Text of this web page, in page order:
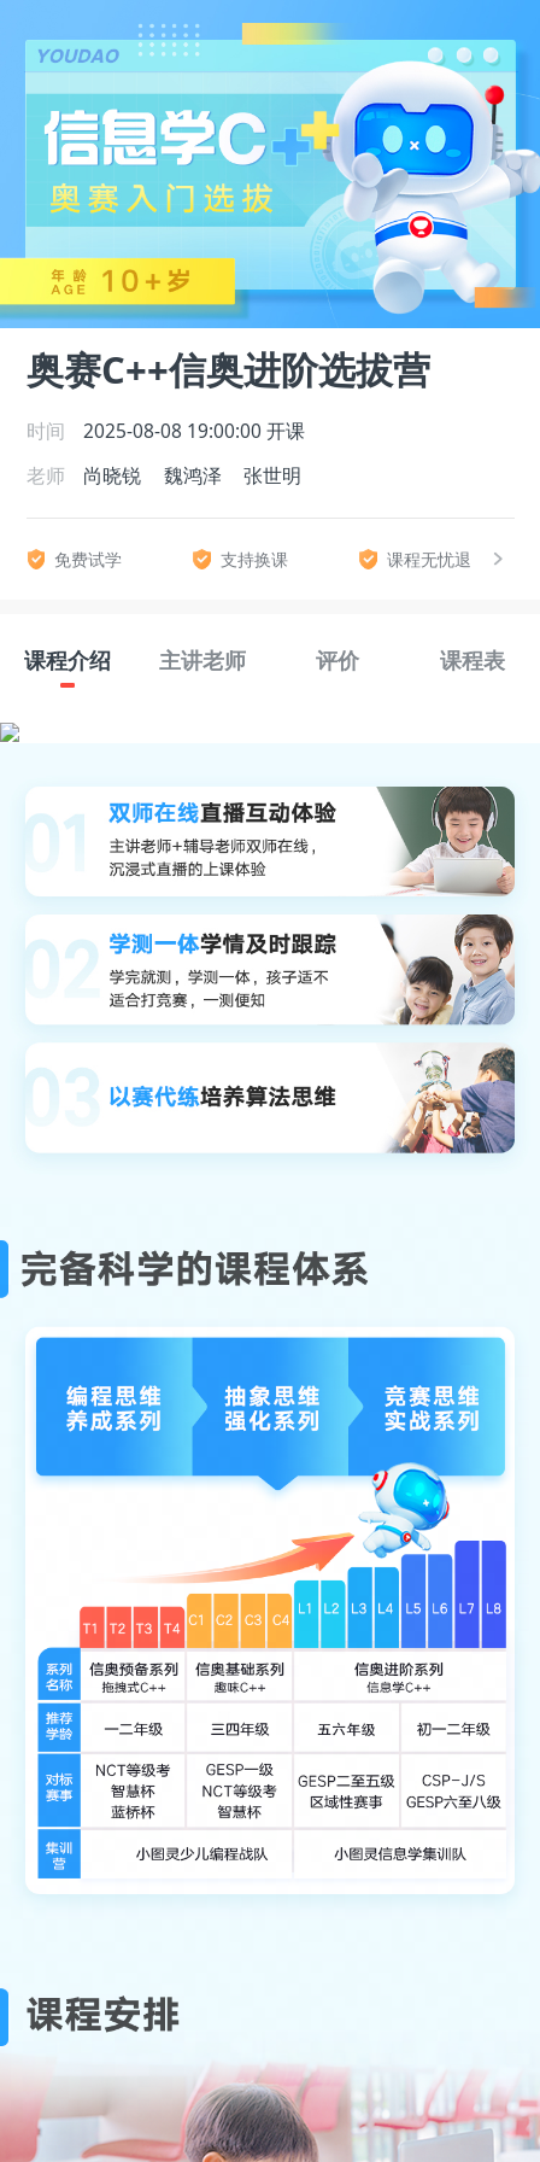
奥赛C++信奥进阶选拔营
时间 2025-08-08 19:00:00 开课
老师
尚晓锐 魏鸿泽 张世明
免费试学 支持换课 课程无忧退
课程介绍 主讲老师 评价 课程表